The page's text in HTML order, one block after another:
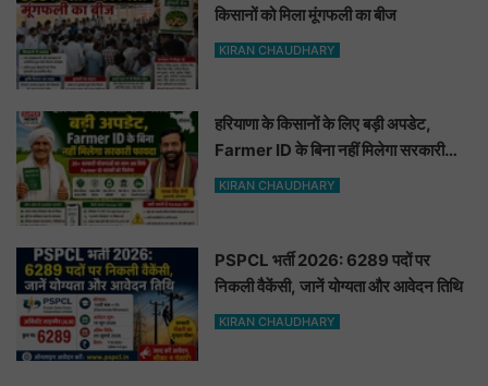
किसानों को मिला मूंगफली का बीज
KIRAN CHAUDHARY
हरियाणा के किसानों के लिए बड़ी अपडेट,
Farmer ID के बिना नहीं मिलेगा सरकारी
फायदा
KIRAN CHAUDHARY
PSPCL भर्ती 2026: 6289 पदों पर
निकली वैकेंसी, जानें योग्यता और आवेदन तिथि
KIRAN CHAUDHARY